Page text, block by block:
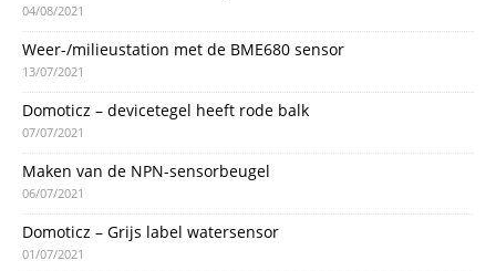
04/08/2021
Weer-/milieustation met de BME680 sensor
13/07/2021
Domoticz – devicetegel heeft rode balk
07/07/2021
Maken van de NPN-sensorbeugel
06/07/2021
Domoticz – Grijs label watersensor
01/07/2021